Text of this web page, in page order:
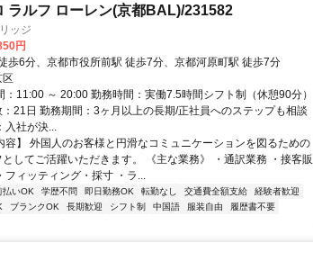
ラルフ ローレン(京都BAL)/231582
ッジ
円
歩6分、京都市役所前駅 徒歩7分、京都河原町駅 徒歩7分
区
：11:00 ～ 20:00 勤務時間：実働7.5時間シフト制（休憩90分）
：21日 勤務期間：3ヶ月以上の長期/正社員へのステップも相談
入社が決...
容】 外国人のお客様と円滑なコミュニケーションを図るための
してご活躍いただきます。 《主な業務》 ・通訳業務 ・接客販
フィッティング・採寸 ・ラ...
払いOK 学歴不問 即日勤務OK 転勤なし 交通費全額支給
経験者歓迎
ブランクOK 長期歓迎 シフト制 中国語 服装自由
履歴書不要